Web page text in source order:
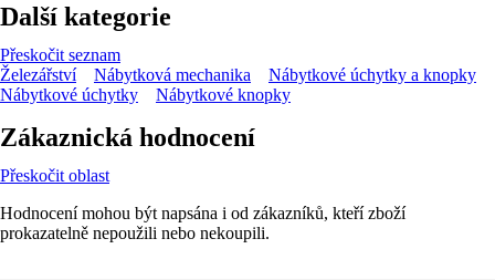
Další kategorie
Přeskočit seznam
Železářství
Nábytková mechanika
Nábytkové úchytky a knopky
Nábytkové úchytky
Nábytkové knopky
Zákaznická hodnocení
Přeskočit oblast
Hodnocení mohou být napsána i od zákazníků, kteří zboží
prokazatelně nepoužili nebo nekoupili.